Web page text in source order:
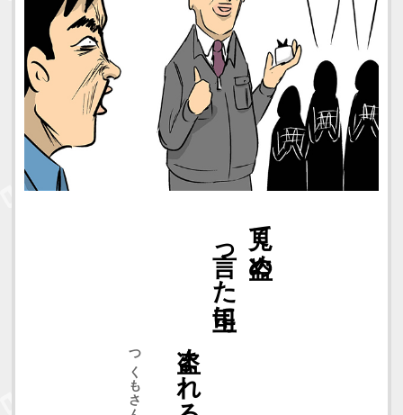
見て盗め
言った上司に
盗まれる
つくもさん